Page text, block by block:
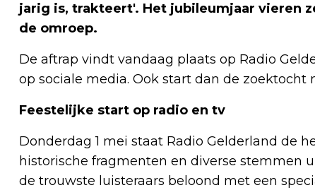
jarig is, trakteert'. Het jubileumjaar vieren
de omroep.
De aftrap vindt vandaag plaats op Radio
op sociale media. Ook start dan de zoektocht
Feestelijke start op radio en tv
Donderdag 1 mei staat Radio Gelderland de
historische fragmenten en diverse stemmen
de trouwste luisteraars beloond met een